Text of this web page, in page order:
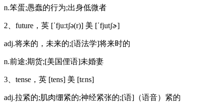
n.笨蛋;愚蠢的行为;出身低微者
2、future，英 [ˈfju:tʃə(r)] 美 [ˈfjutʃɚ]
adj.将来的，未来的;[语法学]将来时的
n.前途;期货;[美国俚语]未婚妻
3、tense，英 [tens] 美 [tɛns]
adj.拉紧的;肌肉绷紧的;神经紧张的;[语]（语音）紧的